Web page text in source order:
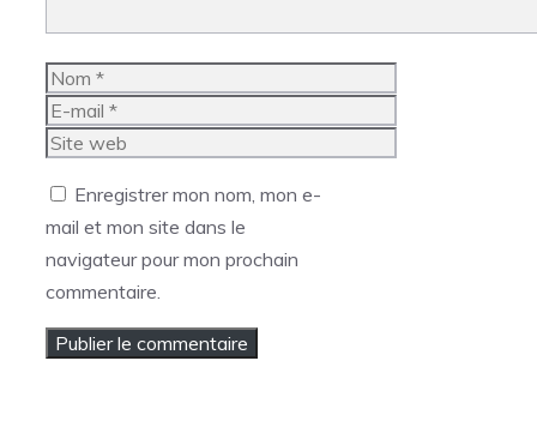
Nom
E-
mail
Site
Enregistrer mon nom, mon e-
mail et mon site dans le
navigateur pour mon prochain
commentaire.